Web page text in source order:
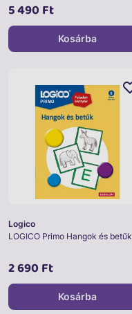
5 490 Ft
Kosárba
Logico
LOGICO Primo Hangok és betűk
2 690 Ft
Kosárba